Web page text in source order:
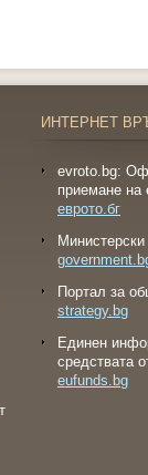
ИНТЕРНЕТ
evroto.bg:
приемане на
еврото.бг
Портал за
strategy.bg
Eдинен
средствата
eufunds.bg